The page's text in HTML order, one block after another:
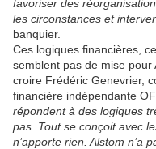
favoriser des
les circonstances et
banquier.
Ces logiques financières,
semblent pas de mise pour
croire Frédéric Genevrier,
financière indépendante
répondent à des logiques
pas. Tout se conçoit avec
n’apporte rien. Alstom n’a